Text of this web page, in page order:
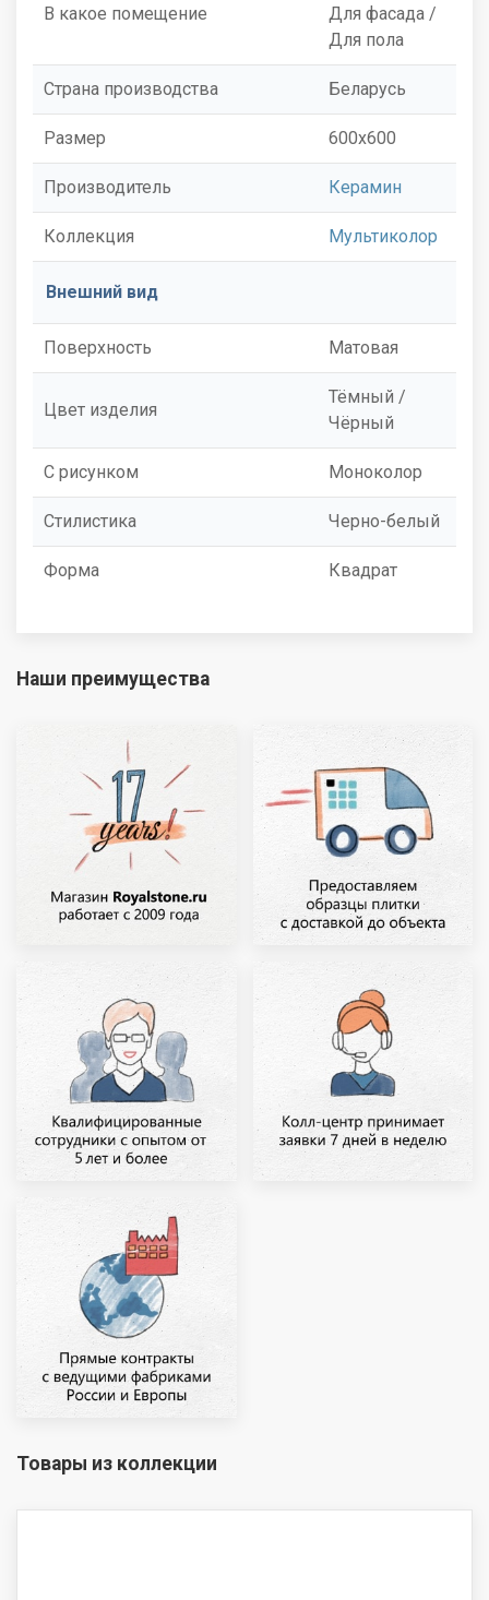
В какое помещение
Для фасада /
Для пола
Страна производства Беларусь
Размер 600x600
Производитель Керамин
Коллекция Мультиколор
Внешний вид
Поверхность Матовая
Цвет изделия
Тёмный /
Чёрный
С рисунком Моноколор
Стилистика Черно-белый
Форма Квадрат
Наши преимущества
Товары из коллекции